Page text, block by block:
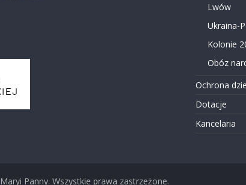
Lwów
Ukraina-
Kolonie
Obóz
Ochrona
Dotacje
Kancelaria
Panny. Wszystkie prawa zastrzeżone.